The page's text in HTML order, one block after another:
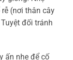
(nơi thân cây
đối tránh
ấn nhẹ để cố